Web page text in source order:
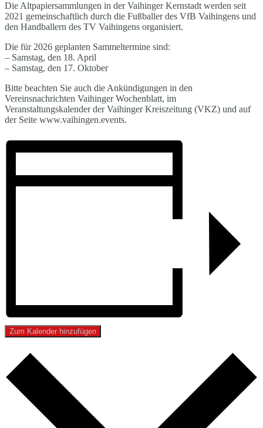
Die Altpapiersammlungen in der Vaihinger Kernstadt werden seit
2021 gemeinschaftlich durch die Fußballer des VfB Vaihingens und
den Handballern des TV Vaihingens organisiert.
Die für 2026 geplanten Sammeltermine sind:
– Samstag, den 18. April
– Samstag, den 17. Oktober
Bitte beachten Sie auch die Ankündigungen in den
Vereinsnachrichten Vaihinger Wochenblatt, im
Veranstaltungskalender der Vaihinger Kreiszeitung (VKZ) und auf
der Seite www.vaihingen.events.
Zum Kalender hinzufügen